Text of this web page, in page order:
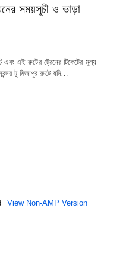
সময়সূচী ও ভাড়া
এবং এই রুটের ট্রেনের টিকেটের মূল্য
টু মিজাপুর রুটে যদি…
View Non-AMP Version